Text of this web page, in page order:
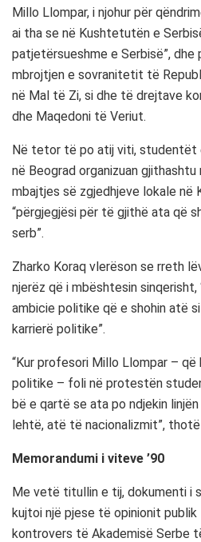
Millo Llompar, i njohur për
ai tha se në Kushtetutën e
patjetërsueshme e Serbisë”, dhe
mbrojtjen e sovranitetit të
në Mal të Zi, si dhe të drejtave
dhe Maqedoni të Veriut.
Në tetor të po atij viti,
në Beograd organizuan
mbajtjes së zgjedhjeve lokale në
“përgjegjësi për të gjithë ata që
serb”.
Zharko Koraq vlerëson se rreth
njerëz që i mbështesin
ambicie politike që e shohin atë
karrierë politike”.
“Kur profesori Millo Llompar –
politike – foli në protestën
bë e qartë se ata po ndjekin
lehtë, atë të nacionalizmit”, thotë
Memorandumi i viteve ’90
Me vetë titullin e tij, dokumenti i
kujtoi një pjese të opinionit publik
kontrovers të Akademisë Serbe